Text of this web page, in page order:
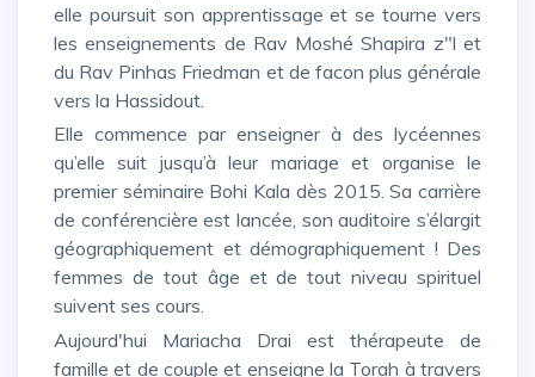
elle poursuit son apprentissage et se tourne vers
les enseignements de Rav Moshé Shapira z"l et
du Rav Pinhas Friedman et de facon plus générale
vers la Hassidout.
Elle commence par enseigner à des lycéennes
qu’elle suit jusqu’à leur mariage et organise le
premier séminaire Bohi Kala dès 2015. Sa carrière
de conférencière est lancée, son auditoire s’élargit
géographiquement et démographiquement ! Des
femmes de tout âge et de tout niveau spirituel
suivent ses cours.
Aujourd'hui Mariacha Drai est thérapeute de
famille et de couple et enseigne la Torah à travers